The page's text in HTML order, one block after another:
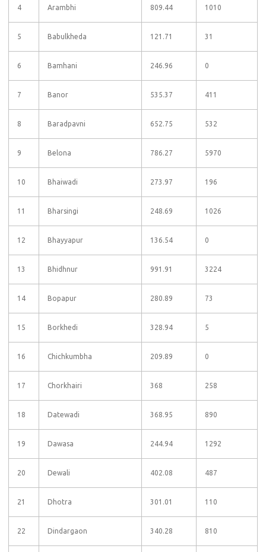
4 Arambhi 809.44 1010
5 Babulkheda 121.71 31
6 Bamhani 246.96 0
7 Banor 535.37 411
8 Baradpavni 652.75 532
9 Belona 786.27 5970
10 Bhaiwadi 273.97 196
11 Bharsingi 248.69 1026
12 Bhayyapur 136.54 0
13 Bhidhnur 991.91 3224
14 Bopapur 280.89 73
15 Borkhedi 328.94 5
16 Chichkumbha 209.89 0
17 Chorkhairi 368 258
18 Datewadi 368.95 890
19 Dawasa 244.94 1292
20 Dewali 402.08 487
21 Dhotra 301.01 110
22 Dindargaon 340.28 810